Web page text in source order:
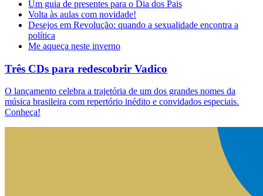
Um guia de presentes para o Dia dos Pais
Volta às aulas com novidade!
Desejos em Revolução: quando a sexualidade encontra a
política
Me aqueça neste inverno
Três CDs para redescobrir Vadico
O lançamento celebra a trajetória de um dos grandes nomes da
música brasileira com repertório inédito e convidados especiais.
Conheça!